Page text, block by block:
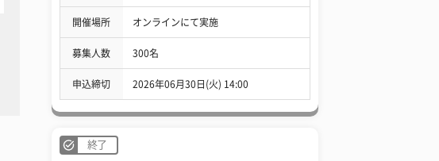
開催場所 オンラインにて実施
募集人数 300名
申込締切 2026年06月30日(火) 14:00
終了